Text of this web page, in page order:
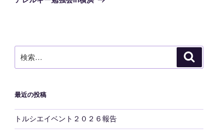
ン
索:
最近の投稿
トルシエイベント２０２６報告